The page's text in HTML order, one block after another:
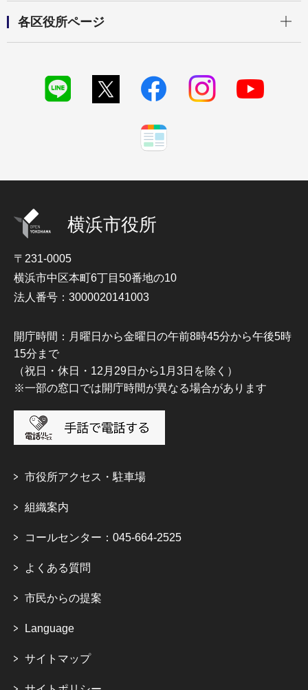
各区役所ページ
横浜市役所
〒231-0005
横浜市中区本町6丁目50番地の10
法人番号：3000020141003
開庁時間：月曜日から金曜日の午前8時45分から午後5時
15分まで
（祝日・休日・12月29日から1月3日を除く）
※一部の窓口では開庁時間が異なる場合があります
市役所アクセス・駐車場
組織案内
コールセンター：045-664-2525
よくある質問
市民からの提案
Language
サイトマップ